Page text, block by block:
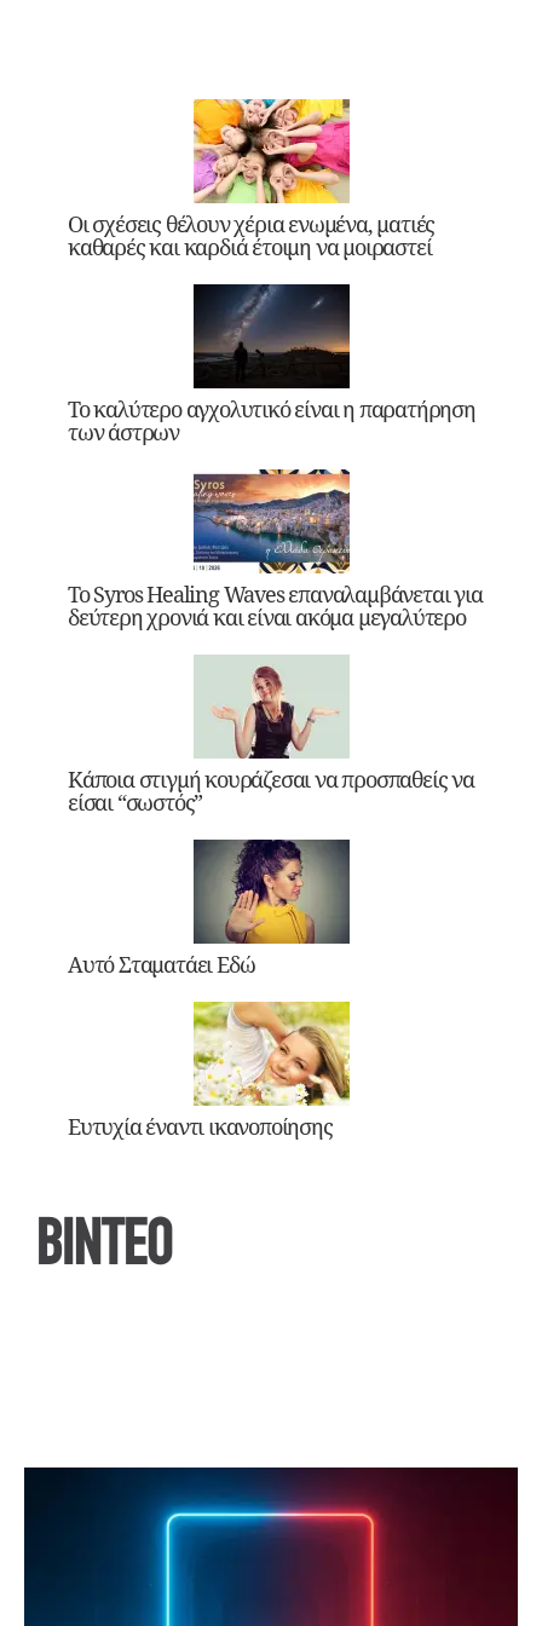
Οι σχέσεις θέλουν χέρια ενωμένα, ματιές
καθαρές και καρδιά έτοιμη να μοιραστεί
Το καλύτερο αγχολυτικό είναι η παρατήρηση
των άστρων
Το Syros Healing Waves επαναλαμβάνεται για
δεύτερη χρονιά και είναι ακόμα μεγαλύτερο
Κάποια στιγμή κουράζεσαι να προσπαθείς να
είσαι “σωστός”
Αυτό Σταματάει Εδώ
Ευτυχία έναντι ικανοποίησης
ΒΙΝΤΕΟ